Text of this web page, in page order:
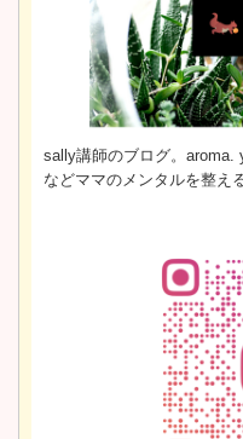
sally講師のブログ。aroma.
などママのメンタルを整え